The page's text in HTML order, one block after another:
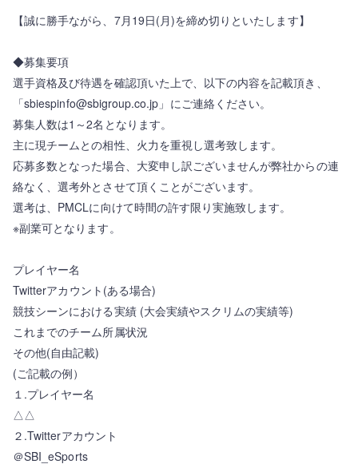
【誠に勝手ながら、7月19日(月)を締め切りといたします】
◆募集要項
選手資格及び待遇を確認頂いた上で、以下の内容を記載頂き、
「sbiespinfo@sbigroup.co.jp」にご連絡ください。
募集人数は1～2名となります。
主に現チームとの相性、火力を重視し選考致します。
応募多数となった場合、大変申し訳ございませんが弊社からの連
絡なく、選考外とさせて頂くことがございます。
選考は、PMCLに向けて時間の許す限り実施致します。
※副業可となります。
プレイヤー名
Twitterアカウント(ある場合)
競技シーンにおける実績 (大会実績やスクリムの実績等)
これまでのチーム所属状況
その他(自由記載)
(ご記載の例）
１.プレイヤー名
△△
２.Twitterアカウント
＠SBI_eSports